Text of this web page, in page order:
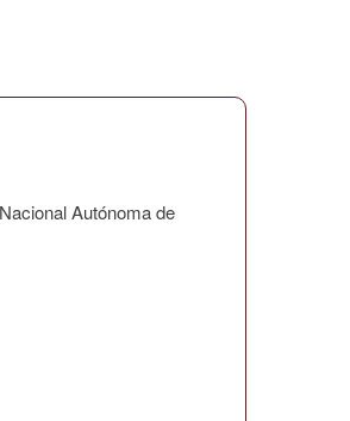
Autónoma de